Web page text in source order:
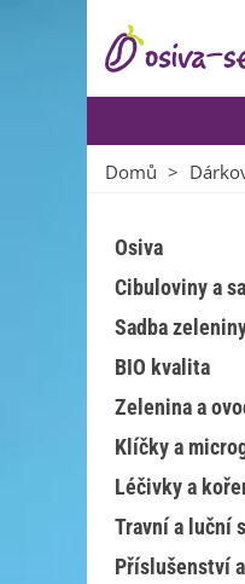
Domů >
Osiva
Cibuloviny a
Sadba
BIO kvalita
Zelenina a
Klíčky a
Léčivky a
Travní a luční
Příslušenství